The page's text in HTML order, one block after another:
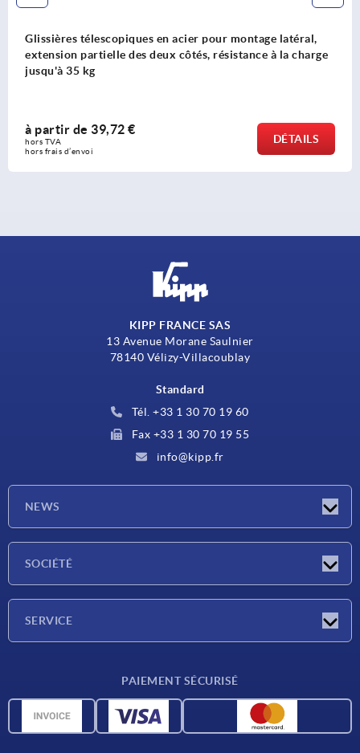
latéral,
à la charge
DÉTAILS
Glissières télescopiques en inox pour
extension partielle des deux côtés,
KIPP FRANCE SAS
13 Avenue Morane Saulnier
78140 Vélizy-Villacoublay
Standard
Tél. +33 1 30 70 19 60
Fax +33 1 30 70 19 55
info@kipp.fr
NEWS
SOCIÉTÉ
SERVICE
Données CAO
PAIEMENT SÉCURISÉ